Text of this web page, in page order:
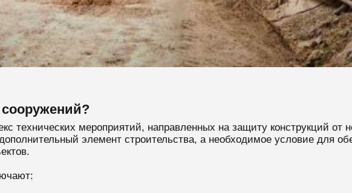
технических мероприятий, направленных на защиту конструкций от
элемент строительства, а необходимое условие для